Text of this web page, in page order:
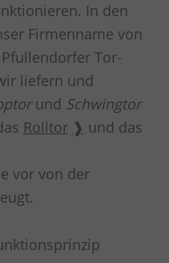
In den
Firmenname von
Tor-
liefern und
und Schwingtor
Rolltor
und das
vor von der